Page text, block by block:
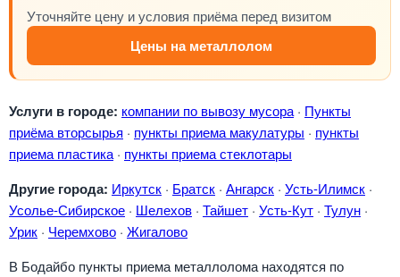
Уточняйте цену и условия приёма перед визитом
Цены на металлолом
Услуги в городе: компании по вывозу мусора · Пункты
приёма вторсырья · пункты приема макулатуры · пункты
приема пластика · пункты приема стеклотары
Другие города: Иркутск · Братск · Ангарск · Усть-Илимск ·
Усолье-Сибирское · Шелехов · Тайшет · Усть-Кут · Тулун ·
Урик · Черемхово · Жигалово
В Бодайбо пункты приема металлолома находятся по